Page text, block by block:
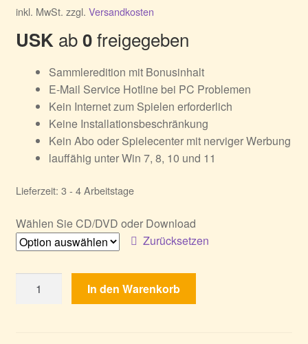
inkl. MwSt. zzgl. Versandkosten
USK ab0freigegeben
Sammleredition mit Bonusinhalt
E-Mail Service Hotline bei PC Problemen
Kein Internet zum Spielen erforderlich
Keine Installationsbeschränkung
Kein Abo oder Spielecenter mit nerviger Werbung
lauffähig unter Win 7, 8, 10 und 11
Lieferzeit: 3 - 4 Arbeitstage
Wählen Sie CD/DVD oder Download
Zurücksetzen
In den Warenkorb